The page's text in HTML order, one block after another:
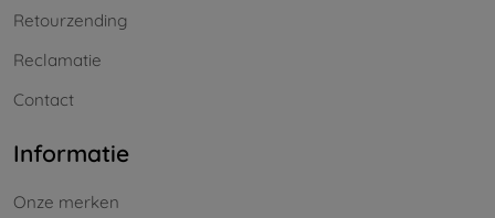
Retourzending
Reclamatie
Contact
Informatie
Onze merken